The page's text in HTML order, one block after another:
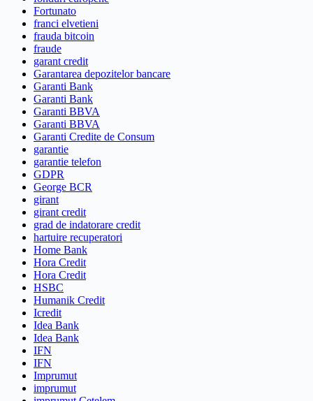
Fortunato
franci elvetieni
frauda bitcoin
fraude
garant credit
Garantarea depozitelor bancare
Garanti Bank
Garanti Bank
Garanti BBVA
Garanti BBVA
Garanti Credite de Consum
garantie
garantie telefon
GDPR
George BCR
girant
girant credit
grad de indatorare credit
hartuire recuperatori
Home Bank
Hora Credit
Hora Credit
HSBC
Humanik Credit
Icredit
Idea Bank
Idea Bank
IFN
IFN
Imprumut
imprumut